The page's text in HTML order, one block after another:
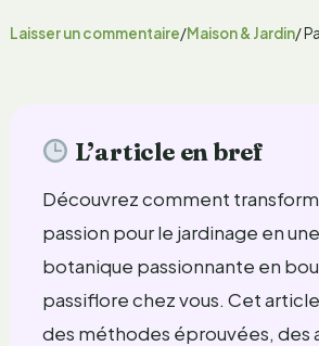
Laisser un commentaire/Maison & Jardin/
L’article en bref
Découvrez comment
passion pour le jardinage en
botanique passionnante en
passiflore chez vous. Cet
des méthodes éprouvées, des